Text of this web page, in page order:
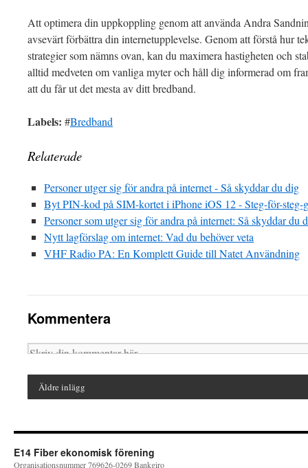
Att optimera din uppkoppling genom att använda Andra
avsevärt förbättra din internetupplevelse. Genom att förstå hur
strategier som nämns ovan, kan du maximera hastigheten och
alltid medveten om vanliga myter och håll dig informerad om
att du får ut det mesta av ditt bredband.
Labels: #Bredband
Relaterade
Personer utger sig för andra på internet - Så skyddar du dig
Byt PIN-kod på SIM-kortet i iPhone iOS 12 - Steg-för-steg-
Personer som utger sig för andra på internet: Så skyddar du
Nytt lagförslag om internet: Vad du behöver veta
VHF Radio PA: En Komplett Guide till Natet Användning
Kommentera
Äldre inlägg
E14 Fiber ekonomisk förening
Organisationsnummer 769626-0269 Bankgiro